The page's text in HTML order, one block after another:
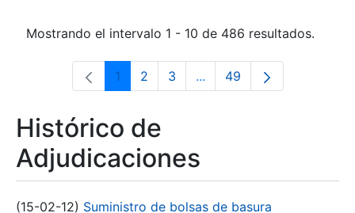
Mostrando el intervalo 1 - 10 de 486 resultados.
Página
1 Página
2 Página
3 ...Páginas intermedias Use
Página
49
Histórico de
Adjudicaciones
(15-02-12) Suministro de bolsas de basura